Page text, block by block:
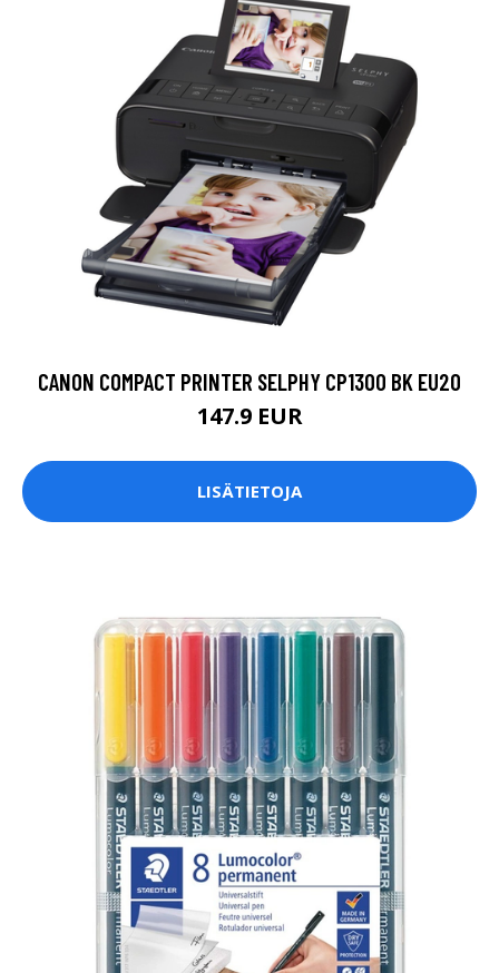
CANON COMPACT PRINTER SELPHY CP1300 BK EU20
147.9 EUR
LISÄTIETOJA